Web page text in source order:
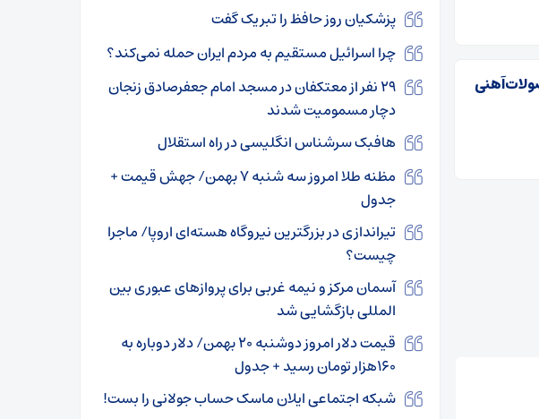
آهنی
پزشکیان روز حافظ را تبریک گفت
چرا اسرائیل مستقیم به مردم ایران حمله نمی‌کند؟
۲۹ نفر از معتکفان در مسجد امام جعفرصادق زنجان
دچار مسمومیت شدند
هافبک سرشناس انگلیسی در راه استقلال
مظنه طلا امروز سه شنبه ۷ بهمن/ جهش قیمت +
جدول
تیراندازی در بزرگترین نیروگاه هسته‌ای اروپا/ ماجرا
چیست؟
آسمان مرکز و نیمه غربی برای پروازهای عبوری بین
المللی بازگشایی شد
قیمت دلار امروز دوشنبه ۲۰ بهمن/ دلار دوباره به
۱۶۰هزار تومان رسید + جدول
شبکه اجتماعی ایلان ماسک حساب جولانی را بست!